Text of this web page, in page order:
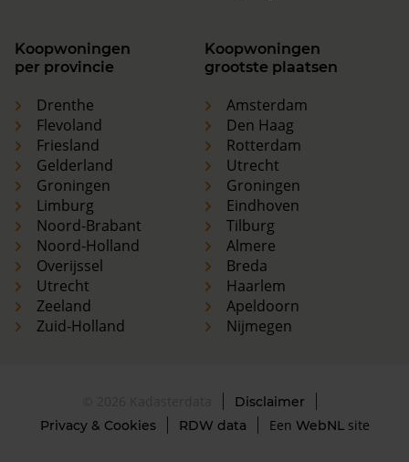
Koopwoningen
per provincie
Drenthe
Flevoland
Friesland
Gelderland
Groningen
Limburg
Noord-Brabant
Noord-Holland
Overijssel
Utrecht
Zeeland
Zuid-Holland
Koopwoningen
grootste plaatsen
Amsterdam
Den Haag
Rotterdam
Utrecht
Groningen
Eindhoven
Tilburg
Almere
Breda
Haarlem
Apeldoorn
Nijmegen
Disclaimer
Privacy & Cookies
RDW data Een WebNLsite